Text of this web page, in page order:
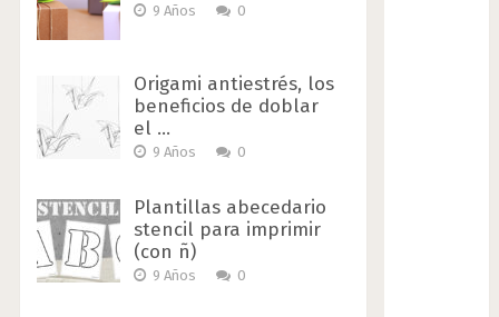
9 Años 0
Origami antiestrés, los
beneficios de doblar
el …
9 Años 0
Plantillas abecedario
stencil para imprimir
(con ñ)
9 Años 0